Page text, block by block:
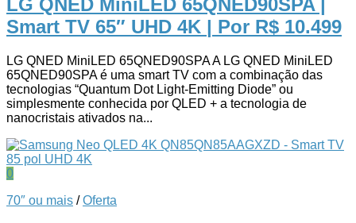
LG QNED MiniLED 65QNED90SPA |
Smart TV 65″ UHD 4K | Por R$ 10.499
LG QNED MiniLED 65QNED90SPA A LG QNED MiniLED
65QNED90SPA é uma smart TV com a combinação das
tecnologias “Quantum Dot Light-Emitting Diode” ou
simplesmente conhecida por QLED + a tecnologia de
nanocristais ativados na...
0
70″ ou mais /Oferta